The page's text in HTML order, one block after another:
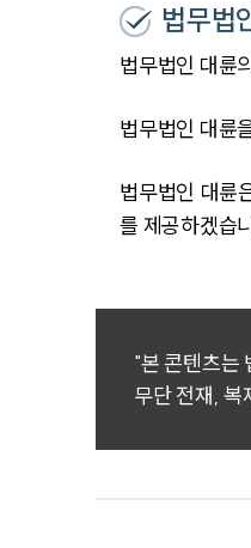
법무법
법무법인 대륜
법무법인 대륜
법무법인 대륜
를 제공하겠습
"본 콘텐츠는
무단 전재, 복